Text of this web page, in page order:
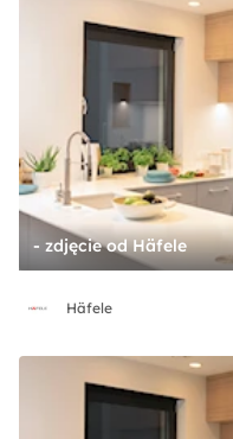
- zdjęcie od Häfele
Häfele